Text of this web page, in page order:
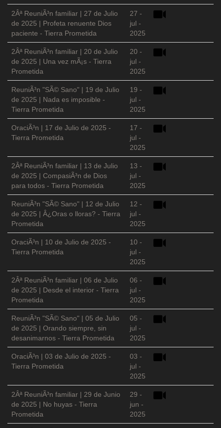
2Âª ReuniÃ³n familiar | 27 de Julio
de 2025 | Profeta renuente Dios
paciente - Tierra Prometida
27 -
jul -
2025
2Âª ReuniÃ³n familiar | 20 de Julio
de 2025 | Una vez mÃ¡s - Tierra
Prometida
20 -
jul -
2025
ReuniÃ³n "SÃ© Sano" | 19 de Julio
de 2025 | Nada es imposible -
Tierra Prometida
19 -
jul -
2025
OraciÃ³n | 17 de Julio de 2025 -
Tierra Prometida
17 -
jul -
2025
2Âª ReuniÃ³n familiar | 13 de Julio
de 2025 | CompasiÃ³n de Dios
para todos - Tierra Prometida
13 -
jul -
2025
ReuniÃ³n "SÃ© Sano" | 12 de Julio
de 2025 | Â¿Oras o lloras? - Tierra
Prometida
12 -
jul -
2025
OraciÃ³n | 10 de Julio de 2025 -
Tierra Prometida
10 -
jul -
2025
2Âª ReuniÃ³n familiar | 06 de Julio
de 2025 | Desde el interior - Tierra
Prometida
06 -
jul -
2025
ReuniÃ³n "SÃ© Sano" | 05 de Julio
de 2025 | Orando siempre, sin
desanimarnos - Tierra Prometida
05 -
jul -
2025
OraciÃ³n | 03 de Julio de 2025 -
Tierra Prometida
03 -
jul -
2025
2Âª ReuniÃ³n familiar | 29 de Junio
de 2025 | No huyas - Tierra
Prometida
29 -
jun -
2025